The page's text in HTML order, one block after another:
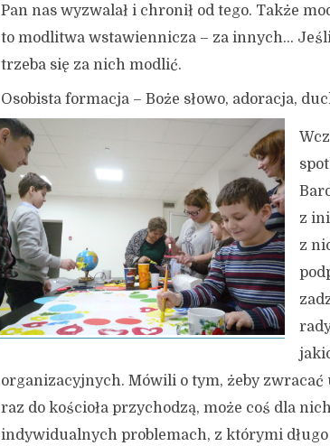
Pan nas wyzwalał i chronił od tego. Także
to modlitwa wstawiennicza – za innych…
trzeba się za nich modlić.
Osobista formacja – Boże słowo, adoracja,
z
z
organizacyjnych. Mówili o tym, żeby
raz do kościoła przychodzą, może coś dla
indywidualnych problemach, z którymi